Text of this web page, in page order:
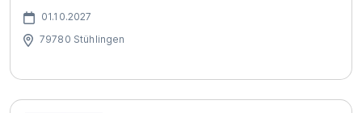
01.10.2027
79780 Stühlingen